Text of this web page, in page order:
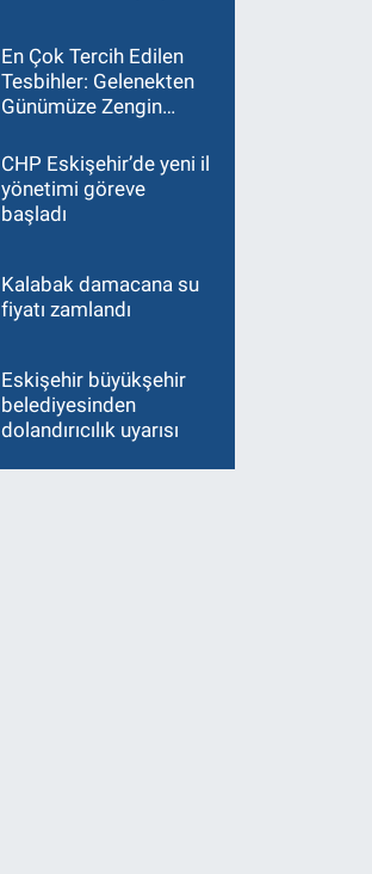
En Çok Tercih Edilen
Tesbihler: Gelenekten
Günümüze Zengin
CHP Eskişehir’de yeni il
yönetimi göreve
başladı
Kalabak damacana su
fiyatı zamlandı
Eskişehir büyükşehir
belediyesinden
dolandırıcılık uyarısı